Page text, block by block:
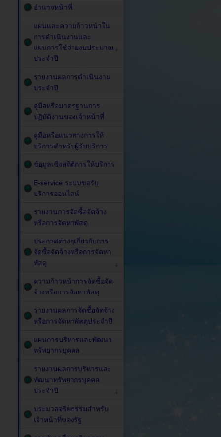
อำนาจหน้าที่
แผนและความก้าวหน้าใน
การดำเนินงานและ
แผนการใช้จ่ายงบประมาณ
ประจำปี
รายงานผลการดำเนินงาน
ประจำปี
คู่มือหรือมาตรฐานการ
ปฏิบัติงานของเจ้าหน้าที่
คู่มือหรือแนวทางการให้
บริการสำหรับผู้รับบริการ
ข้อมูลเชิงสถิติการให้บริการ
E-service ระบบขอรับ
บริการออนไลน์
รายงานการจัดซื้อจัดจ้าง
หรือการจัดหาพัสดุ
ประกาศต่างๆเกี่ยวกับการ
จัดซื้อจัดจ้างหรือการจัดหา
พัสดุ
ความก้าวหน้าการจัดซื้อจัด
จ้างหรือการจัดหาพัสดุ
รายงานผลการจัดซื้อจัดจ้าง
หรือการจัดหาพัสดุประจำปี
แผนการบริหารและพัฒนา
ทรัพยากรบุคคล
รายงานผลการบริหารและ
พัฒนาทรัพยากรบุคคล
ประจำปี
ประมวลจริยธรรมสำหรับ
เจ้าหน้าที่ของรัฐ